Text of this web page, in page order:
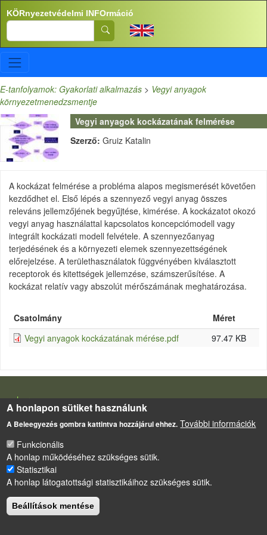
Ugrás a tartalomra
KÖRnyezetvédelmi INFOrmáció
Search
E-tanfolyamok: Gyakorlati alkalmazás > Vegyi anyagok
környezetmenedzsmentje
Vegyi anyagok kockázatának felmérése
Szerző: Gruiz Katalin
A kockázat felmérése a probléma alapos megismerését követően
kezdődhet el. Első lépés a szennyező vegyi anyag összes
releváns jellemzőjének begyűjtése, kimérése. A kockázatot okozó
vegyi anyag használattal kapcsolatos koncepciómodell vagy
integrált kockázati modell felvétele. A szennyezőanyag
terjedésének és a környezeti elemek szennyezettségének
előrejelzése. A területhasználatok függvényében kiválasztott
receptorok és kitettségek jellemzése, számszerűsítése. A
kockázat relatív vagy abszolút mérőszámának meghatározása.
Csatolmány
Méret
Vegyi anyagok kockázatának mérése.pdf
97.47 KB
LÁBLÉC
Impresszum
Sütikezelési szabályzat
A honlapon sütiket használunk
A Beleegyezés gombra kattintva hozzájárul ehhez. További információk
Funkcionális
A honlap működéséhez szükséges sütik.
Statisztikai
A honlap látogatottsági statisztikáihoz szükséges sütik.
Beállítások mentése